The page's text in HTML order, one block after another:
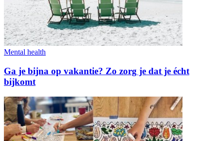
Mental health
Ga je bijna op vakantie? Zo zorg je dat je écht
bijkomt